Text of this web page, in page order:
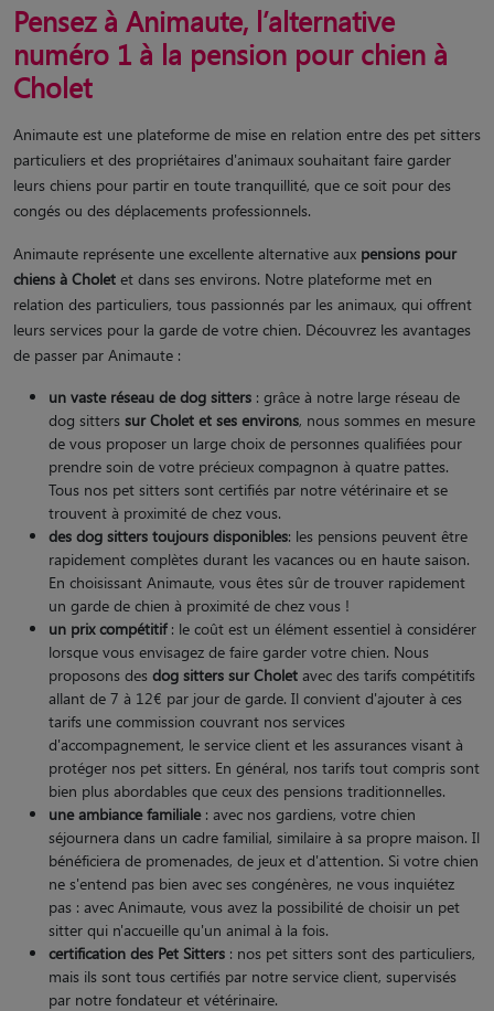
Pensez à Animaute, l’alternative
numéro 1 à la pension pour chien à
Cholet
Animaute est une plateforme de mise en relation entre des pet sitters
particuliers et des propriétaires d'animaux souhaitant faire garder
leurs chiens pour partir en toute tranquillité, que ce soit pour des
congés ou des déplacements professionnels.
Animaute représente une excellente alternative aux pensions pour
chiens à Cholet et dans ses environs. Notre plateforme met en
relation des particuliers, tous passionnés par les animaux, qui offrent
leurs services pour la garde de votre chien. Découvrez les avantages
de passer par Animaute :
un vaste réseau de dog sitters : grâce à notre large réseau de
dog sitters sur Cholet et ses environs, nous sommes en mesure
de vous proposer un large choix de personnes qualifiées pour
prendre soin de votre précieux compagnon à quatre pattes.
Tous nos pet sitters sont certifiés par notre vétérinaire et se
trouvent à proximité de chez vous.
des dog sitters toujours disponibles: les pensions peuvent être
rapidement complètes durant les vacances ou en haute saison.
En choisissant Animaute, vous êtes sûr de trouver rapidement
un garde de chien à proximité de chez vous !
un prix compétitif: le coût est un élément essentiel à considérer
lorsque vous envisagez de faire garder votre chien. Nous
proposons des dog sitters sur Cholet avec des tarifs compétitifs
allant de 7 à 12€ par jour de garde. Il convient d'ajouter à ces
tarifs une commission couvrant nos services
d'accompagnement, le service client et les assurances visant à
protéger nos pet sitters. En général, nos tarifs tout compris sont
bien plus abordables que ceux des pensions traditionnelles.
une ambiance familiale: avec nos gardiens, votre chien
séjournera dans un cadre familial, similaire à sa propre maison. Il
bénéficiera de promenades, de jeux et d'attention. Si votre chien
ne s'entend pas bien avec ses congénères, ne vous inquiétez
pas : avec Animaute, vous avez la possibilité de choisir un pet
sitter qui n'accueille qu'un animal à la fois.
certification des Pet Sitters : nos pet sitters sont des particuliers,
mais ils sont tous certifiés par notre service client, supervisés
par notre fondateur et vétérinaire.